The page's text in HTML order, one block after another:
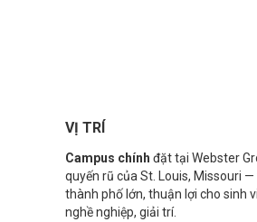
VỊ TRÍ
Campus chính đặt tại Webster
quyến rũ của St. Louis, Missouri
thành phố lớn, thuận lợi cho sinh
nghề nghiệp, giải trí.